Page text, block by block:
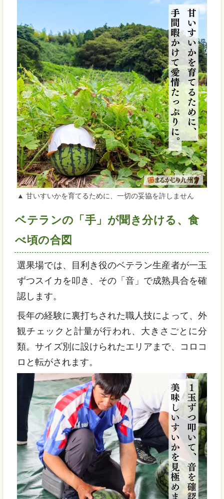
▲ 甘いすいかを育てるために、一切の妥協を許しません
ベテランの「手」が聞き分ける、食
べ頃の合図
選果場では、目利き役のベテラン生産者が一玉
ずつスイカを叩き、その「音」で成熟具合を確
認します。
長年の経験に裏打ちされた職人技によって、外
観チェックと計量が行われ、大きさごとに分
類。サイズ別に設けられたエリアまで、コロコ
ロと転がされます。